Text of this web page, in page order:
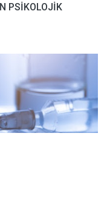
PSİKOLOJİK